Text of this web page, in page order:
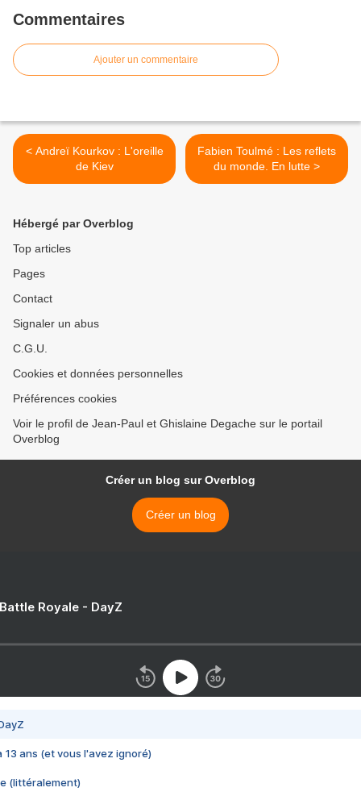
Commentaires
Ajouter un commentaire
< Andreï Kourkov : L'oreille
de Kiev
Fabien Toulmé : Les reflets
du monde. En lutte >
Hébergé par Overblog
Top articles
Pages
Contact
Signaler un abus
C.G.U.
Cookies et données personnelles
Préférences cookies
Voir le profil de Jean-Paul et Ghislaine Degache sur le portail
Overblog
Créer un blog sur Overblog
Créer un blog
Royale - DayZ
13 ans (et vous l'avez ignoré)
(littéralement)